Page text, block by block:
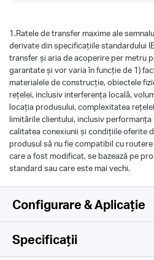
1.Ratele de transfer maxime ale
derivate din specificațiile standardului
transfer și aria de acoperire per metru
garantate și vor varia în funcție de 1)
materialele de construcție, obiectele
rețelei, inclusiv interferența locală,
locația produsului, complexitatea
limitările clientului, inclusiv performanța
calitatea conexiunii și condițiile oferite
produsul să nu fie compatibil cu
care a fost modificat, se bazează pe
standard sau care este mai vechi.
Configurare & Aplicație
Specificații